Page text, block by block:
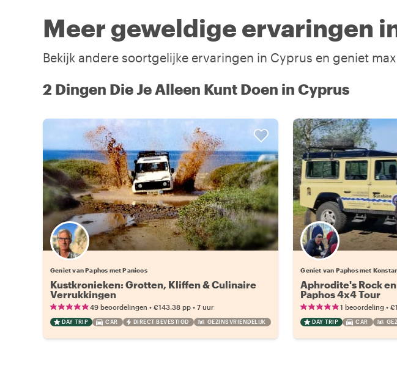
Meer geweldige ervaringen
Bekijk andere soortgelijke ervaringen in Cyprus en geniet
2 Dingen Die Je Alleen Kunt Doen in Cyprus
Geniet van Paphos met Panicos
Kustkronieken: Grotten, Kliffen & Culinaire
Verrukkingen
49 beoordelingen • €143.38 pp • 7 uur
DAY TRIP CAR DIRECT BEVESTIGD GEZINSVRIENDELIJK
Geniet van Paphos met
Aphrodite's Rock
Paphos 4x4 Tour
1 beoordeling •
DAY TRIP CAR